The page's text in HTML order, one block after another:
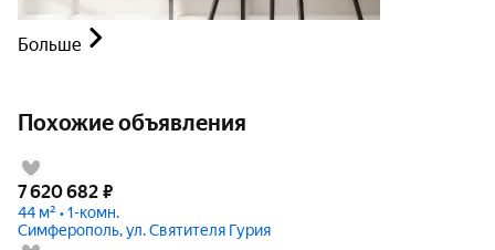
Больше
Похожие объявления
7 620 682 ₽
44 м² • 1-комн.
Симферополь, ул. Святителя Гурия